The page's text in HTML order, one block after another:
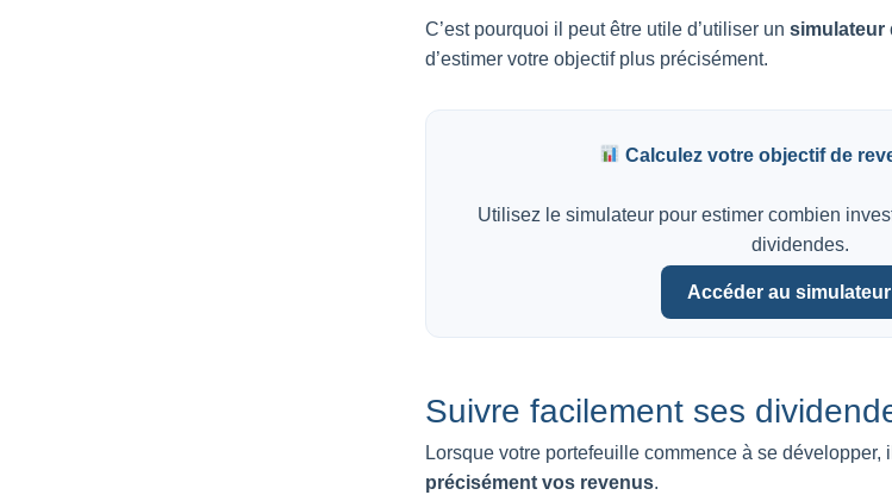
C’est pourquoi il peut être utile d’utiliser un simulateur
d’estimer votre objectif plus précisément.
Calculez votre objectif de
Utilisez le simulateur pour estimer combien
dividendes.
Accéder au
Suivre facilement ses
Lorsque votre portefeuille commence à se développer,
précisément vos revenus.